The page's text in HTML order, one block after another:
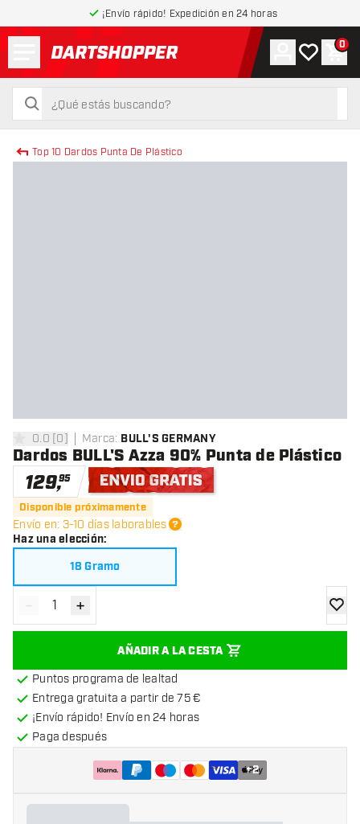
¡Envío rápido! Expedición en 24 horas
volver a la página de inicio
buscar
buscar
Cuenta
Mi lista de
0
Top 10 Dardos Punta De Plástico
0 estrellas de puntuación
0.0 [0] Marca: BULL'S GERMANY
Dardos BULL'S Azza 90% Punta de Plástico
129,95
Envío gratis
Disponible próximamente
Envío en: 3-10 días laborables
Haz una elección:
18 Gramo
Disminuir cantidad
- Aumentar cantidad
+
AÑADIR A LA CESTA
Puntos programa de lealtad
Entrega gratuita a partir de 75 €
¡Envío rápido! Envío en 24 horas
Paga después
+2